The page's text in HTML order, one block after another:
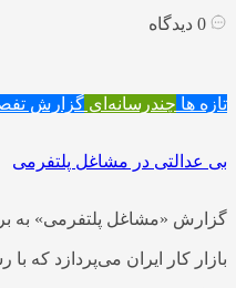
دیدگاه
تازه ها چندرسانه‌ای گزارش
بی عدالتی در مشاغل پلتفرمی
گزارش «مشاغل پلتفرمی» به
بازار کار ایران می‌پردازد که